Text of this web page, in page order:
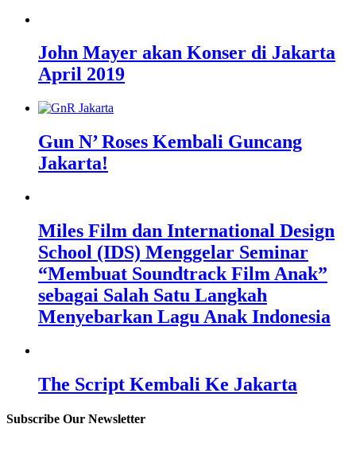
John Mayer akan Konser di Jakarta
April 2019
Gun N’ Roses Kembali Guncang
Jakarta!
Miles Film dan International Design
School (IDS) Menggelar Seminar
“Membuat Soundtrack Film Anak”
sebagai Salah Satu Langkah
Menyebarkan Lagu Anak Indonesia
The Script Kembali Ke Jakarta
Subscribe Our Newsletter